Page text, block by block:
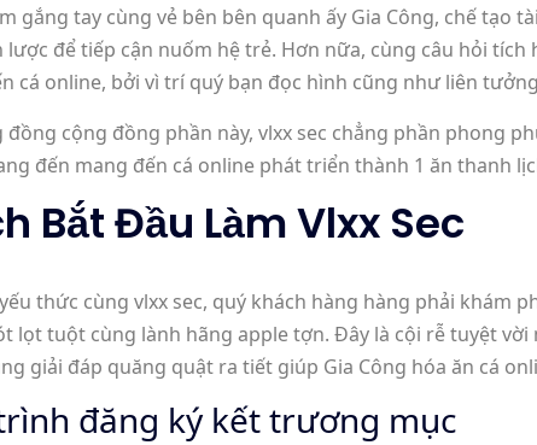
gắng tay cùng vẻ bên bên quanh ấy Gia Công, chế tạo
lược để tiếp cận nuốm hệ trẻ. Hơn nữa, cùng câu hỏi
cá online, bởi vì trí quý bạn đọc hình cũng như liên
đồng cộng đồng phần này, vlxx sec chẳng phần phong
đến mang đến cá online phát triển thành 1 ăn thanh
Bắt Đầu Làm Vlxx Sec
thức cùng vlxx sec, quý khách hàng hàng phải khám
lọt tuột cùng lành hãng apple tợn. Đây là cội rễ tuyệt
giải đáp quăng quật ra tiết giúp Gia Công hóa ăn cá
đăng ký kết trương mục